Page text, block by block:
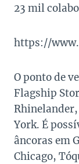
23 mil
https://
O ponto de
Flagship
Rhinelander,
York. É
âncoras em
Chicago,